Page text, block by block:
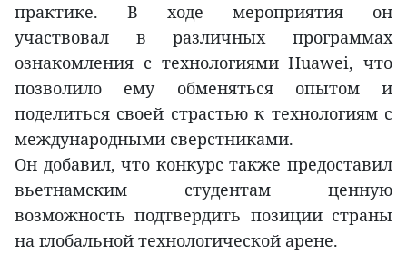
практике. В ходе мероприятия он
участвовал в различных программах
ознакомления с технологиями Huawei, что
позволило ему обменяться опытом и
поделиться своей страстью к технологиям с
международными сверстниками.
Он добавил, что конкурс также предоставил
вьетнамским студентам ценную
возможность подтвердить позиции страны
на глобальной технологической арене.